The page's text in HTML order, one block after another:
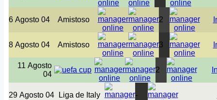
6 Agosto 04 Amistoso 2
8 Agosto 04 Amistoso 3
11 Agosto
04
2
29 Agosto 04 Liga de Italy -